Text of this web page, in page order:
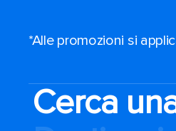
*Alle promozioni si
Cerca